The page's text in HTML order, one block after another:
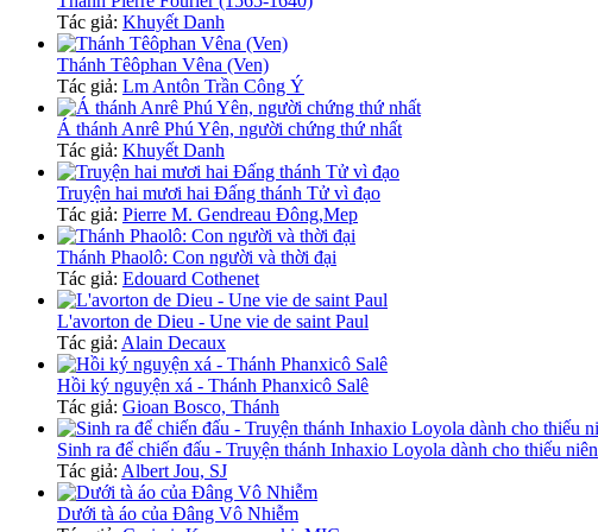
Tác giả: Khuyết Danh
Thánh Têôphan Vêna (Ven)
Tác giả: Lm Antôn Trần Công Ý
Á thánh Anrê Phú Yên, người chứng thứ nhất
Tác giả: Khuyết Danh
Truyện hai mươi hai Đấng thánh Tử vì đạo
Tác giả: Pierre M. Gendreau Đông,Mep
Thánh Phaolô: Con người và thời đại
Tác giả: Edouard Cothenet
L'avorton de Dieu - Une vie de saint Paul
Tác giả: Alain Decaux
Hồi ký nguyện xá - Thánh Phanxicô Salê
Tác giả: Gioan Bosco, Thánh
Sinh ra để chiến đấu - Truyện thánh Inhaxio Loyola dành cho thiếu niên
Tác giả: Albert Jou, SJ
Dưới tà áo của Đâng Vô Nhiễm